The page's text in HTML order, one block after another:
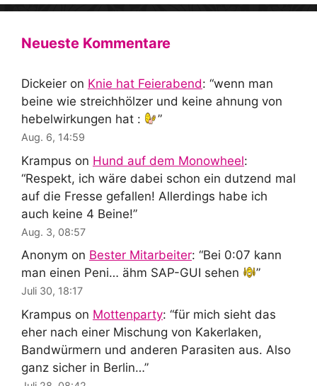
Neueste Kommentare
Dickeier on Knie hat Feierabend: “wenn man
beine wie streichhölzer und keine ahnung von
hebelwirkungen hat :
”
Aug. 6, 14:59
Krampus on Hund auf dem Monowheel:
“Respekt, ich wäre dabei schon ein dutzend mal
auf die Fresse gefallen! Allerdings habe ich
auch keine 4 Beine!”
Aug. 3, 08:57
Anonym on Bester Mitarbeiter: “Bei 0:07 kann
man einen Peni… ähm SAP-GUI sehen
”
Juli 30, 18:17
Krampus on Mottenparty: “für mich sieht das
eher nach einer Mischung von Kakerlaken,
Bandwürmern und anderen Parasiten aus. Also
ganz sicher in Berlin…”